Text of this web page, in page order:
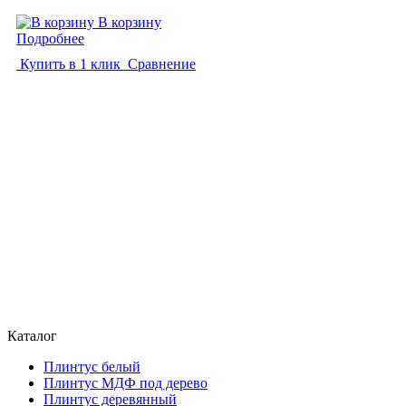
В корзину
Подробнее
Купить в 1 клик Сравнение
Каталог
Плинтус белый
Плинтус МДФ под дерево
Плинтус деревянный